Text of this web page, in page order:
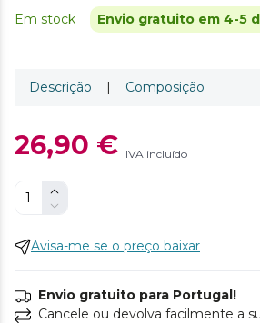
Em stock Envio gratuito em 4-5
Descrição | Composição
26,90 € IVA incluído
Avisa-me se o preço baixar
Envio gratuito para Portugal!
Cancele ou devolva facilmente a